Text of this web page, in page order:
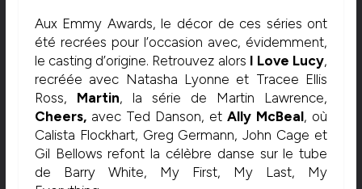
Aux Emmy Awards, le décor de ces séries ont
été recrées pour l’occasion avec, évidemment,
le casting d’origine. Retrouvez alors I Love Lucy,
recréée avec Natasha Lyonne et Tracee Ellis
Ross, Martin, la série de Martin Lawrence,
Cheers,avec Ted Danson, etAlly McBeal, où
Calista Flockhart, Greg Germann, John Cage et
Gil Bellows refont la célèbre danse sur le tube
de Barry White, My First, My Last, My